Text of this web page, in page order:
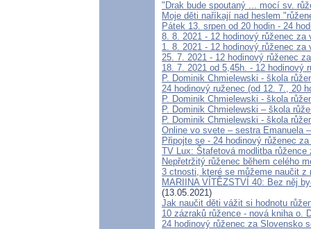
"Drak bude spoutaný ... mocí sv.
Moje děti naříkají nad heslem
Pátek 13. srpen od 20 hodin - 24
8. 8. 2021 - 12 hodinový růženec
1. 8. 2021 - 12 hodinový růženec
25. 7. 2021 - 12 hodinový růženec
18. 7. 2021 od 5,45h. - 12 hodinový
P. Dominik Chmielewski - škola
24 hodinový ruženec (od 12. 7., 20
P. Dominik Chmielewski - škola
P. Dominik Chmielewski – škola
P. Dominik Chmielewski - škola
Online vo svete – sestra Emanuela
Připojte se - 24 hodinový růženec
TV Lux: Štafetová modlitba
Nepřetržitý růženec během celého
3 ctnosti, které se můžeme naučit z
MARIINA VÍTĚZSTVÍ 40: Bez něj
(13.05.2021)
Jak naučit děti vážit si hodnotu
10 zázraků růžence - nová kniha o.
24 hodinový růženec za Slovensko